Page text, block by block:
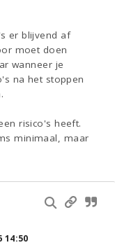
er blijvend af
moet doen
wanneer je
na het stoppen
risico's heeft.
minimaal, maar
14:50